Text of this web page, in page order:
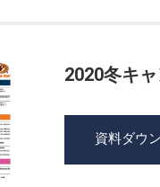
2020冬キ
資料ダウ